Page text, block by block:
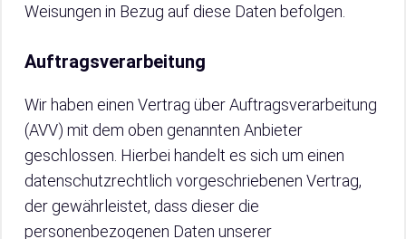
Weisungen in Bezug auf diese Daten befolgen.
Auftragsverarbeitung
Wir haben einen Vertrag über Auftragsverarbeitung
(AVV) mit dem oben genannten Anbieter
geschlossen. Hierbei handelt es sich um einen
datenschutzrechtlich vorgeschriebenen Vertrag,
der gewährleistet, dass dieser die
personenbezogenen Daten unserer